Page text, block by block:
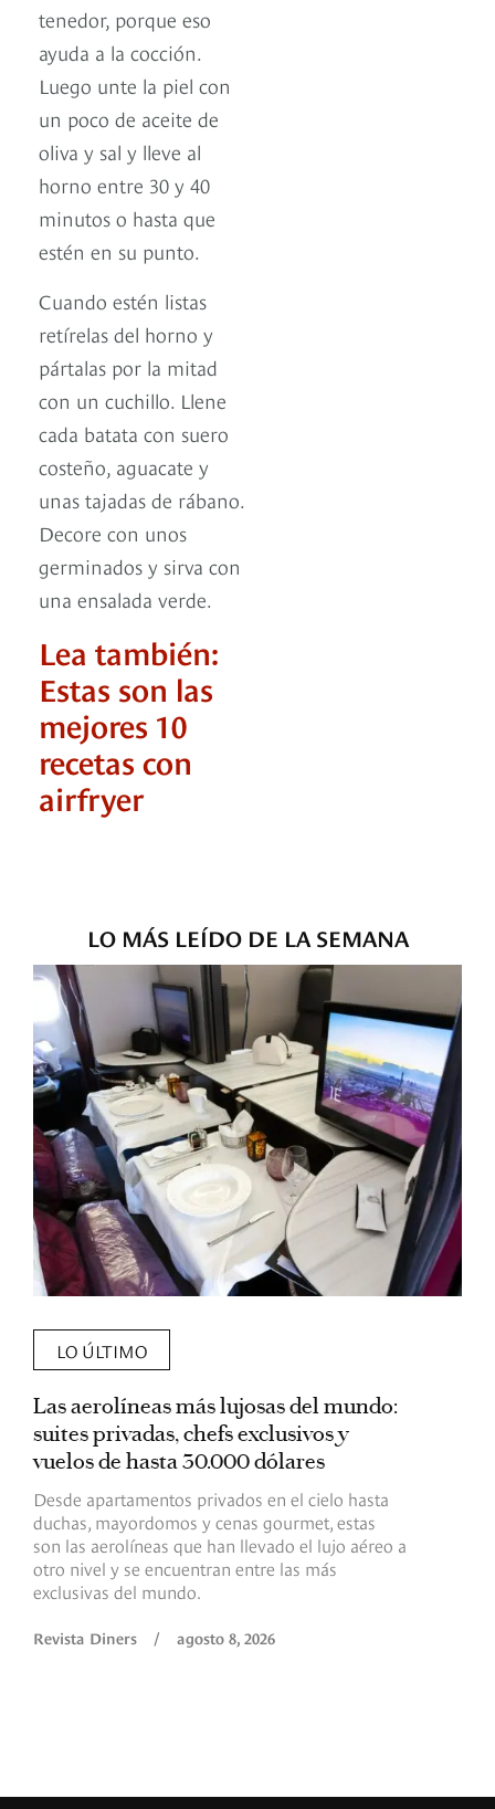
tenedor, porque eso
ayuda a la cocción.
Luego unte la piel con
un poco de aceite de
oliva y sal y lleve al
horno entre 30 y 40
minutos o hasta que
estén en su punto.
Cuando estén listas
retírelas del horno y
pártalas por la mitad
con un cuchillo. Llene
cada batata con suero
costeño, aguacate y
unas tajadas de rábano.
Decore con unos
germinados y sirva con
una ensalada verde.
Lea también:
Estas son las
mejores 10
recetas con
airfryer
LO MÁS LEÍDO DE LA SEMANA
LO ÚLTIMO
Las aerolíneas más lujosas del mundo:
suites privadas, chefs exclusivos y
vuelos de hasta 30.000 dólares
Desde apartamentos privados en el cielo hasta
duchas, mayordomos y cenas gourmet, estas
son las aerolíneas que han llevado el lujo aéreo a
otro nivel y se encuentran entre las más
exclusivas del mundo.
Revista Diners / agosto 8, 2026